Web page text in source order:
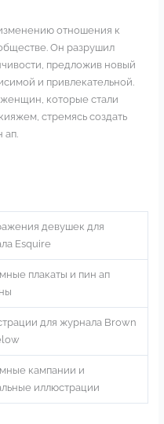
отношения к
Он разрушил
предложив новый
и привлекательной.
которые стали
стремясь создать
ап.
девушек для
Esquire
плакаты и пин ап
для журнала Brown
кампании и
иллюстрации